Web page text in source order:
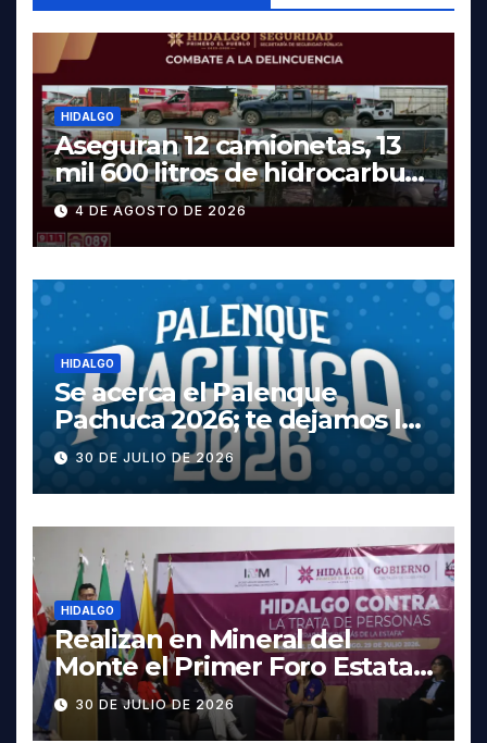
HIDALGO
Aseguran 12 camionetas, 13
mil 600 litros de hidrocarburo
y dos vehículos robados en
Tula
4 DE AGOSTO DE 2026
HIDALGO
Se acerca el Palenque
Pachuca 2026; te dejamos la
cartelera completa, las
fechas y los precios
30 DE JULIO DE 2026
HIDALGO
Realizan en Mineral del
Monte el Primer Foro Estatal
contra la Trata de Personas
30 DE JULIO DE 2026